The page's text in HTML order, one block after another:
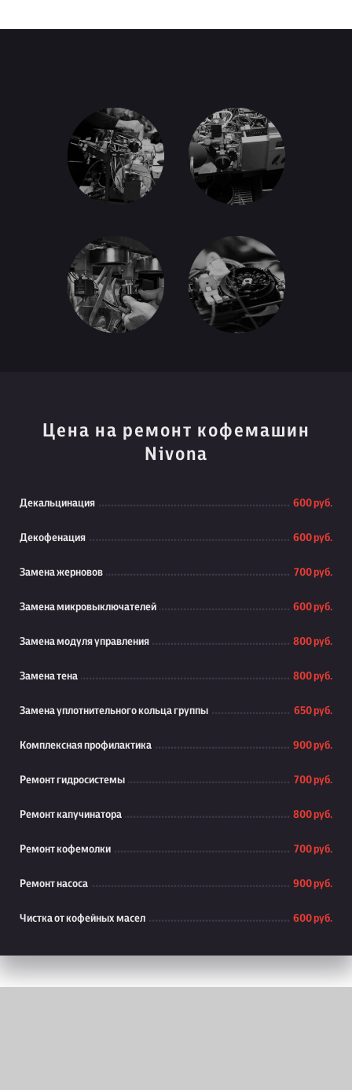
Цена на ремонт кофемашин
Nivona
Декальцинация 600 руб.
Декофенация 600 руб.
Замена жерновов 700 руб.
Замена микровыключателей 600 руб.
Замена модуля управления 800 руб.
Замена тена 800 руб.
Замена уплотнительного кольца группы 650 руб.
Комплексная профилактика 900 руб.
Ремонт гидросистемы 700 руб.
Ремонт капучинатора 800 руб.
Ремонт кофемолки 700 руб.
Ремонт насоса 900 руб.
Чистка от кофейных масел 600 руб.